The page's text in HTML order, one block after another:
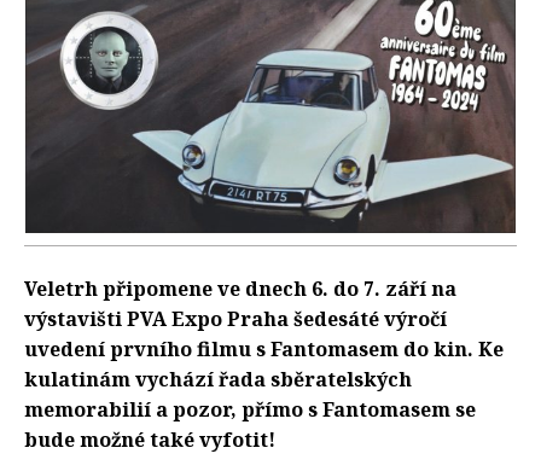
Veletrh připomene ve dnech 6. do 7. září na
výstavišti PVA Expo Praha šedesáté výročí
uvedení prvního filmu s Fantomasem do kin. Ke
kulatinám vychází řada sběratelských
memorabilií a pozor, přímo s Fantomasem se
bude možné také vyfotit!